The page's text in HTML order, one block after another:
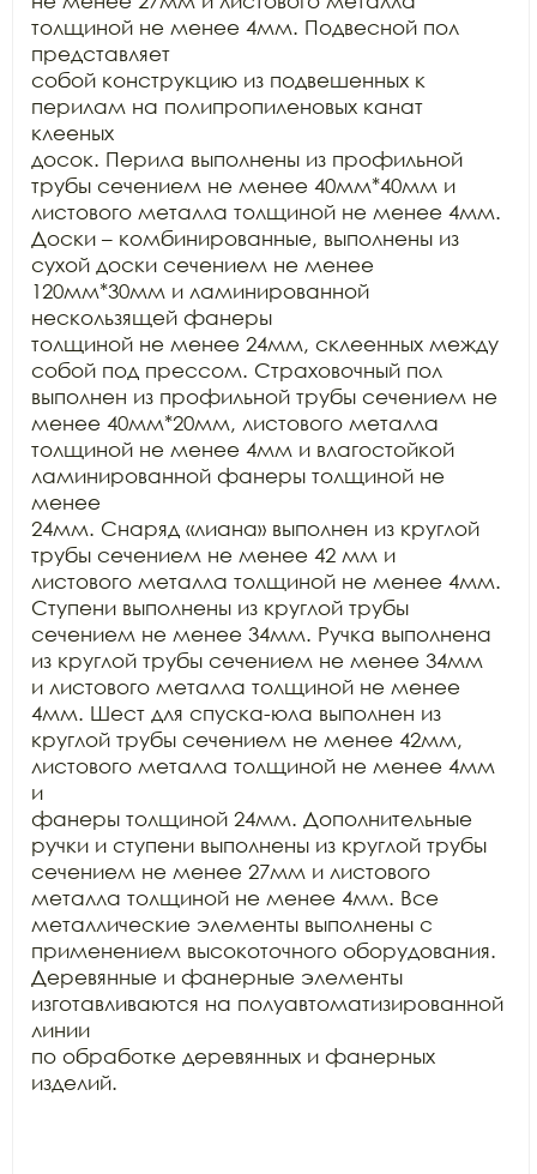
толщиной не менее 4мм. Подвесной пол
представляет
собой конструкцию из подвешенных к
перилам на полипропиленовых канат
клееных
досок. Перила выполнены из профильной
трубы сечением не менее 40мм*40мм и
листового металла толщиной не менее 4мм.
Доски – комбинированные, выполнены из
сухой доски сечением не менее
120мм*30мм и ламинированной
нескользящей фанеры
толщиной не менее 24мм, склеенных между
собой под прессом. Страховочный пол
выполнен из профильной трубы сечением не
менее 40мм*20мм, листового металла
толщиной не менее 4мм и влагостойкой
ламинированной фанеры толщиной не
менее
24мм. Снаряд «лиана» выполнен из круглой
трубы сечением не менее 42 мм и
листового металла толщиной не менее 4мм.
Ступени выполнены из круглой трубы
сечением не менее 34мм. Ручка выполнена
из круглой трубы сечением не менее 34мм
и листового металла толщиной не менее
4мм. Шест для спуска-юла выполнен из
круглой трубы сечением не менее 42мм,
листового металла толщиной не менее 4мм
и
фанеры толщиной 24мм. Дополнительные
ручки и ступени выполнены из круглой трубы
сечением не менее 27мм и листового
металла толщиной не менее 4мм. Все
металлические элементы выполнены с
применением высокоточного оборудования.
Деревянные и фанерные элементы
изготавливаются на полуавтоматизированной
линии
по обработке деревянных и фанерных
изделий.